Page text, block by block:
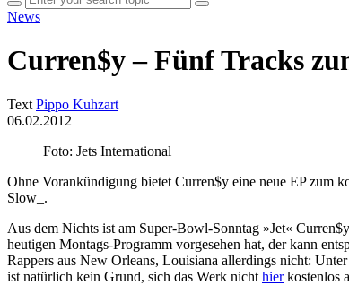
News
Curren$y – Fünf Tracks
Text Pippo Kuhzart
06.02.2012
Foto: Jets International
Ohne Vorankündigung bietet Curren$y eine neue EP zum
Slow_.
Aus dem Nichts ist am Super-Bowl-Sonntag »Jet«
heutigen Montags-Programm vorgesehen hat, der kann
Rappers aus New Orleans, Louisiana allerdings nicht:
ist natürlich kein Grund, sich das Werk nicht hierkostenlos